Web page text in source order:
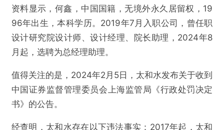
资料显示，何鑫，中国国籍，无境外永久居留权，19
96年出生，本科学历。2019年7月入职公司，曾任职
设计研究院设计师、设计经理、院长助理，2024年8
月起，选聘为总经理助理。
值得关注的是，2024年2月5日，太和水发布关于收到
中国证券监督管理委员会上海监管局《行政处罚决定
书》的公告。
经查明，太和水存在以下违法事实：2017年起，太和